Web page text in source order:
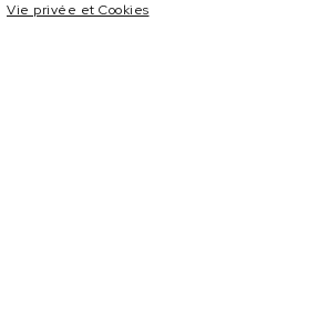
Vie privée et Cookies